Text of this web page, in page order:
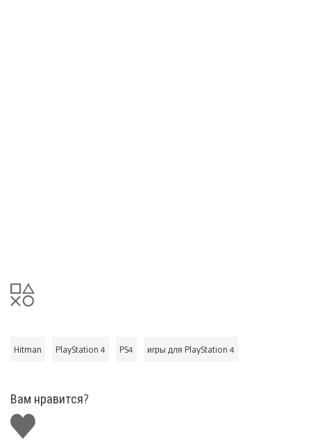
Hitman PlayStation 4 PS4 игры для PlayStation 4
Вам нравится?
Поставить
лайк